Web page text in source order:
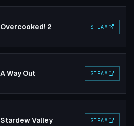
Overcooked! 2 STEAM
A Way Out STEAM
Stardew Valley STEAM